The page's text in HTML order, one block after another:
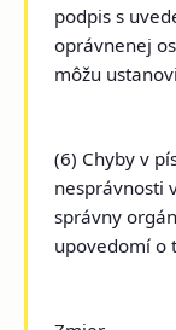
podpis s
oprávnenej
môžu
(6) Chyby v
nesprávnosti
správny
upovedomí o